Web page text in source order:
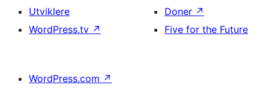
Utviklere
WordPress.tv ↗
Doner ↗
Five for the Future
WordPress.com ↗